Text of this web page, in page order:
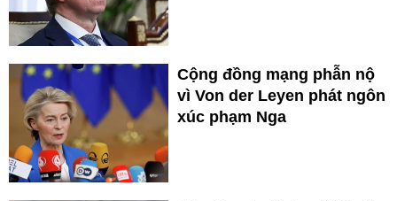
Cộng đồng mạng phẫn nộ
vì Von der Leyen phát ngôn
xúc phạm Nga